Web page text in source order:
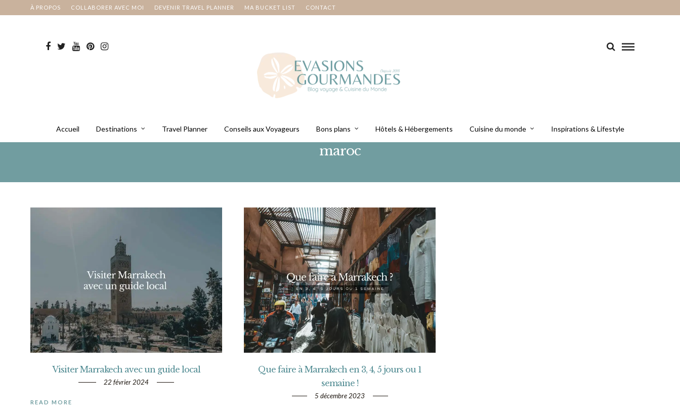
À PROPOS COLLABORER AVEC MOI DEVENIR TRAVEL PLANNER MA BUCKET LIST CONTACT
Accueil Destinations Travel Planner Conseils aux Voyageurs Bons plans Hôtels & Hébergements Cuisine du monde Inspirations & Lifestyle
maroc
Visiter Marrakech avec un guide local
22 février 2024
READ MORE
Que faire à Marrakech en 3, 4, 5 jours ou 1
semaine !
5 décembre 2023